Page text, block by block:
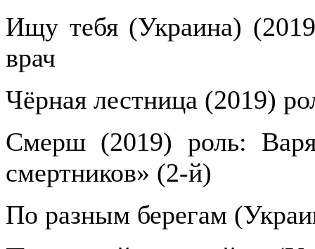
Ищу тебя (Украина)
врач
Чёрная лестница (2019)
Смерш (2019) роль:
смертников» (2-й)
По разным берегам